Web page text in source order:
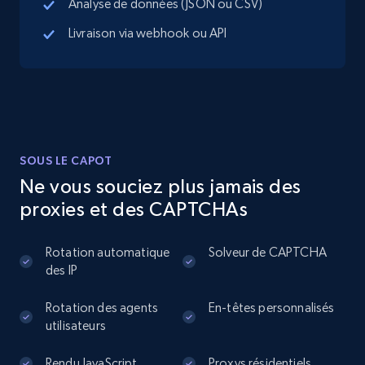
Address, Description, Business details, and
comments, Date posted, Likes, Photos, and
more.
13.2K+ 1.6K+ Essai gratuit
Instagram - Posts - Collects posts from a
Analyse de données (JSON ou CSV)
Livraison via webhook ou API
SOUS LE CAPOT
Ne vous souciez plus jamais des
proxies et des CAPTCHAs
Rotation automatique
des IP
Solveur de CAPTCHA
Rotation des agents
utilisateurs
En-têtes personnalisés